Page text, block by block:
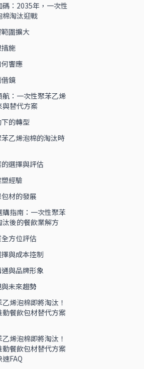
碼：2035年，一次性
棉淘汰迎戰
圍擴大
施
響應
鏡
航：一次性聚苯乙烯
與替代方案
的轉型
乙烯泡棉的淘汰時
選擇與評估
經驗
材的發展
指南：一次性聚苯
汰後的餐飲業解方
方位評估
與成本控制
與品牌形象
未來趨勢
烯泡棉即將淘汰！
動餐飲包材替代方案
烯泡棉即將淘汰！
動餐飲包材替代方案
FAQ